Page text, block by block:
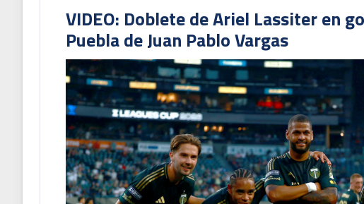
VIDEO: Doblete de Ariel Lassiter en
Puebla de Juan Pablo Vargas